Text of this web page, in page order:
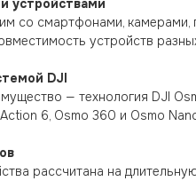
устройствами
со смартфонами,
устройств
DJI
— технология DJI
6, Osmo 360 и Osmo
рассчитана на